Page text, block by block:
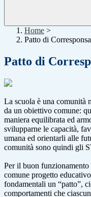
Home >
Patto di
Patto di
La scuola è una comunità
da un obiettivo comune:
maniera equilibrata ed
svilupparne le capacità,
umana ed orientarli alle
comunità sono quindi gli
Per il buon
comune progetto
fondamentali un “patto”,
comportamenti che